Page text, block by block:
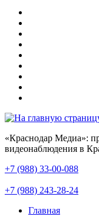
«Краснодар Медиа»:
видеонаблюдения в
+7 (988) 33-00-088
+7 (988) 243-28-24
Главная